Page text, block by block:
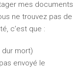
mes documents
ne trouvez pas de
c’est que :
mort)
envoyé le